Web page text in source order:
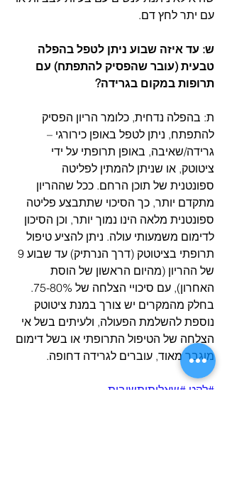
עם יתר לחץ דם.
ש: עד איזה שבוע ניתן לטפל בהפלה
טבעית (עובר שהפסיק להתפתח) עם
תרופות במקום בגרידה?
ת: בהפלה נדחית, כלומר הריון הפסיק
להתפתח, ניתן לטפל באופן כירורגי –
גרידה/שאיבה, באופן תרופתי על ידי
ציטוטק, או שניתן להמתין לפליטה
ספונטנית של תוכן הרחם. ככל שההריון
מתקדם יותר, כך הסיכוי שתתבצע פליטה
ספונטנית מלאה הינו נמוך יותר, וכן הסיכון
לדימום משמעותי עולה. ניתן להציע טיפול
של ההריון (מהיום הראשון של הוסת
האחרון), עם סיכויי הצלחה של 75-80%.
בחלק מהמקרים יש צורך במנת ציטוטק
נוספת להשלמת הפעולה, ולעיתים בשל אי
הצלחה של הטיפול התרופתי או בשל דימום
מוגבר מאוד, עוברים לגרידה דחופה.
#לקט #שאלותותשובות